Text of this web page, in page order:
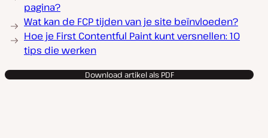
pagina?
Wat kan de FCP tijden van je site beïnvloeden?
Hoe je First Contentful Paint kunt versnellen: 10
tips die werken
Download artikel als PDF